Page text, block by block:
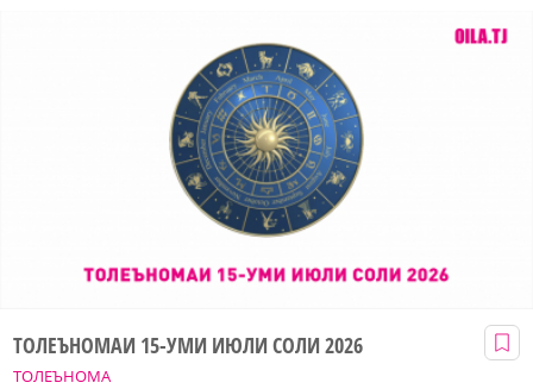
ТОЛЕЪНОМА
ТОЛЕЪНОМАИ 15-УМИ ИЮЛИ СОЛИ 2026